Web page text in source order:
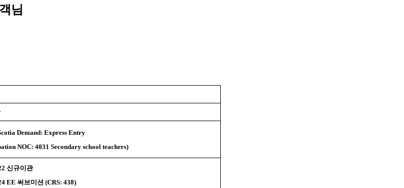
님
Demand: Express Entry
NOC: 4031 Secondary school teachers)
신규이관
EE 써브미션 (CRS: 438)